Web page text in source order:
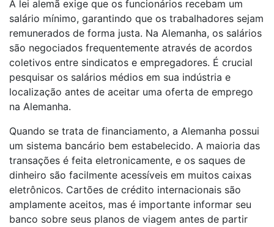
A lei alemã exige que os funcionários recebam um
salário mínimo, garantindo que os trabalhadores sejam
remunerados de forma justa. Na Alemanha, os salários
são negociados frequentemente através de acordos
coletivos entre sindicatos e empregadores. É crucial
pesquisar os salários médios em sua indústria e
localização antes de aceitar uma oferta de emprego
na Alemanha.
Quando se trata de financiamento, a Alemanha possui
um sistema bancário bem estabelecido. A maioria das
transações é feita eletronicamente, e os saques de
dinheiro são facilmente acessíveis em muitos caixas
eletrônicos. Cartões de crédito internacionais são
amplamente aceitos, mas é importante informar seu
banco sobre seus planos de viagem antes de partir